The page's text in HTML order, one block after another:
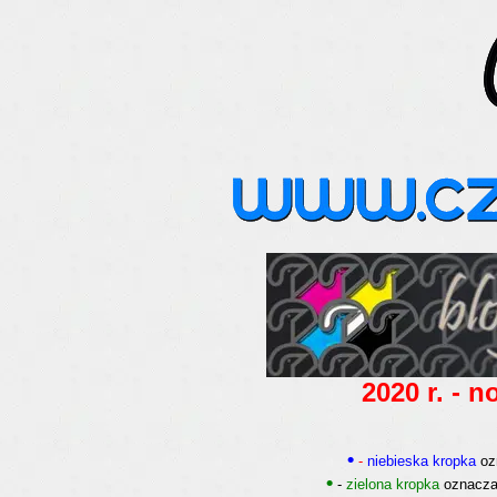
2020 r. -
• - niebieska kropka
• - zielona kropka